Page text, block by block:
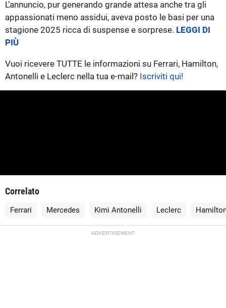
L’annuncio, pur generando grande attesa anche tra gli
appassionati meno assidui, aveva posto le basi per una
stagione 2025 ricca di suspense e sorprese. LEGGI DI
PIÙ
Vuoi ricevere TUTTE le informazioni su Ferrari, Hamilton,
Antonelli e Leclerc nella tua e-mail? Iscriviti qui!
Correlato
Ferrari Mercedes Kimi Antonelli Leclerc
ADVERTISEMENT